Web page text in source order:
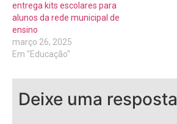
entrega kits escolares para
alunos da rede municipal de
ensino
março 26, 2025
Em "Educação"
Deixe uma resposta